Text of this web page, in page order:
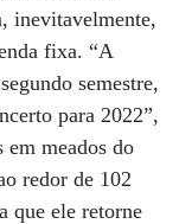
inevitavelmente,
fixa. “A
semestre,
para 2022”,
meados do
redor de 102
que ele retorne